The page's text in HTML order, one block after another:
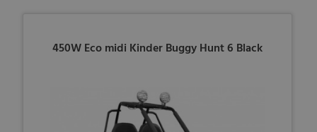
450W Eco midi Kinder Buggy Hunt 6 Black